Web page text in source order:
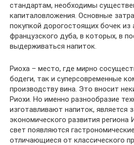
стандартам, необходимы
капиталовложения. Основные
покупкой дорогостоящих бочек из
французского дуба, в которых, в
выдерживаться напиток.
Риоха – место, где мирно
бодеги, так и суперсовременные
производству вина. Это вносит
Риохи. Но именно разнообразие
изготавливают напиток, является
экономического развития региона
свет появляются
отличающиеся от классического